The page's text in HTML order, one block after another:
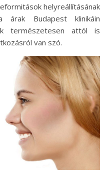
helyreállításának
árak Budapest klinikáin
természetesen attól is
van szó.